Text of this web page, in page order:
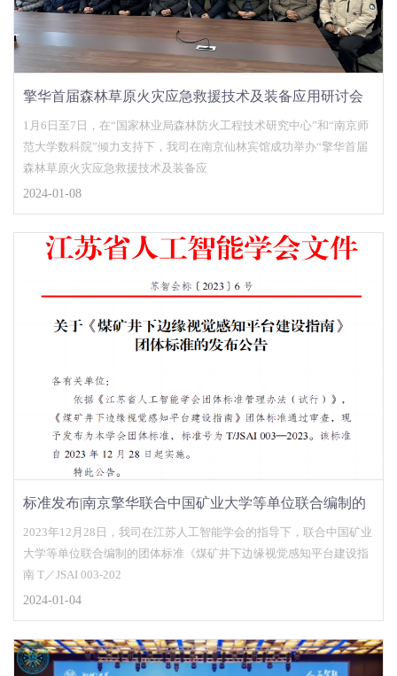
擎华首届森林草原火灾应急救援技术及装备应用研讨会
在南京成功举办
1月6日至7日，在“国家林业局森林防火工程技术研究中心”和“南京师
范大学数科院”倾力支持下，我司在南京仙林宾馆成功举办“擎华首届
森林草原火灾应急救援技术及装备应
2024-01-08
标准发布|南京擎华联合中国矿业大学等单位联合编制的
团体标准发布
2023年12月28日，我司在江苏人工智能学会的指导下，联合中国矿业
大学等单位联合编制的团体标准《煤矿井下边缘视觉感知平台建设指
南 T／JSAI 003-202
2024-01-04